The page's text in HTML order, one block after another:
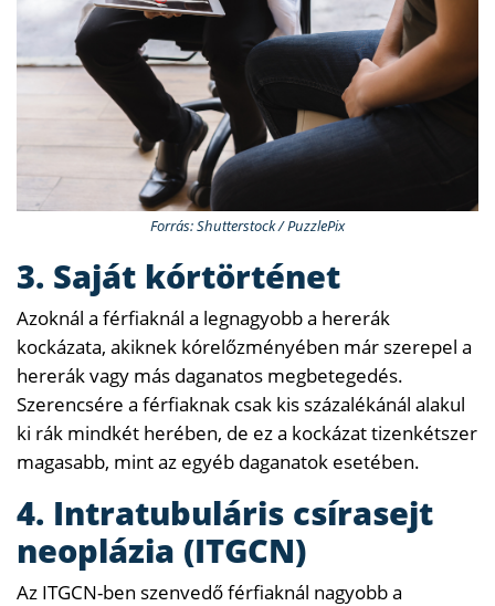
Forrás: Shutterstock / PuzzlePix
3. Saját kórtörténet
Azoknál a férfiaknál a legnagyobb a hererák
kockázata, akiknek kórelőzményében már szerepel a
hererák vagy más daganatos megbetegedés.
Szerencsére a férfiaknak csak kis százalékánál alakul
ki rák mindkét herében, de ez a kockázat tizenkétszer
magasabb, mint az egyéb daganatok esetében.
4. Intratubuláris csírasejt
neoplázia (ITGCN)
Az ITGCN-ben szenvedő férfiaknál nagyobb a